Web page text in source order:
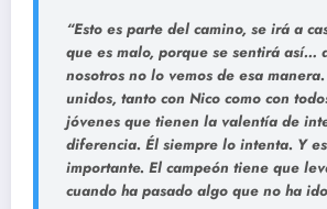
“Esto es parte del camino, se irá a
que es malo, porque se sentirá así…
nosotros no lo vemos de esa manera.
unidos, tanto con Nico como con
jóvenes que tienen la valentía de
diferencia. Él siempre lo intenta. Y
importante. El campeón tiene que
cuando ha pasado algo que no ha